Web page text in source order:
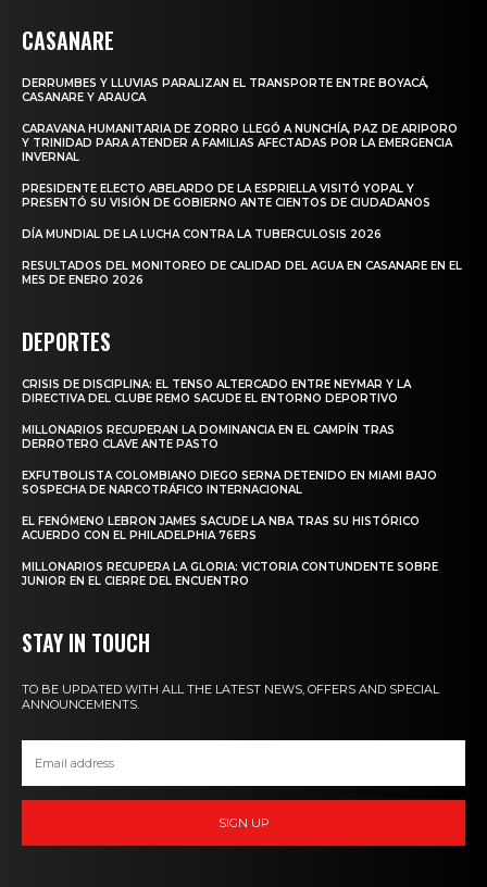
CASANARE
DERRUMBES Y LLUVIAS PARALIZAN EL TRANSPORTE ENTRE BOYACÁ,
CASANARE Y ARAUCA
CARAVANA HUMANITARIA DE ZORRO LLEGÓ A NUNCHÍA, PAZ DE ARIPORO
Y TRINIDAD PARA ATENDER A FAMILIAS AFECTADAS POR LA EMERGENCIA
INVERNAL
PRESIDENTE ELECTO ABELARDO DE LA ESPRIELLA VISITÓ YOPAL Y
PRESENTÓ SU VISIÓN DE GOBIERNO ANTE CIENTOS DE CIUDADANOS
DÍA MUNDIAL DE LA LUCHA CONTRA LA TUBERCULOSIS 2026
RESULTADOS DEL MONITOREO DE CALIDAD DEL AGUA EN CASANARE EN EL
MES DE ENERO 2026
DEPORTES
CRISIS DE DISCIPLINA: EL TENSO ALTERCADO ENTRE NEYMAR Y LA
DIRECTIVA DEL CLUBE REMO SACUDE EL ENTORNO DEPORTIVO
MILLONARIOS RECUPERAN LA DOMINANCIA EN EL CAMPÍN TRAS
DERROTERO CLAVE ANTE PASTO
EXFUTBOLISTA COLOMBIANO DIEGO SERNA DETENIDO EN MIAMI BAJO
SOSPECHA DE NARCOTRÁFICO INTERNACIONAL
EL FENÓMENO LEBRON JAMES SACUDE LA NBA TRAS SU HISTÓRICO
ACUERDO CON EL PHILADELPHIA 76ERS
MILLONARIOS RECUPERA LA GLORIA: VICTORIA CONTUNDENTE SOBRE
JUNIOR EN EL CIERRE DEL ENCUENTRO
STAY IN TOUCH
TO BE UPDATED WITH ALL THE LATEST NEWS, OFFERS AND SPECIAL
ANNOUNCEMENTS.
SIGN UP